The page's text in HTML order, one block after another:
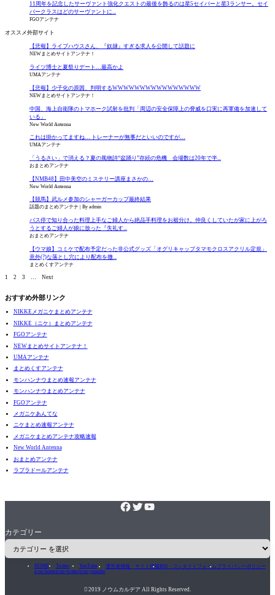
11周年を記念したサーヴァント強化クエストの最後を飾るのは星5セイバーと星3ランサー。セイ
バークラスはどのサーヴァントに...
FGOアンテナ
オススメ外部サイト
【悲報】ライブハウスさん、『奴隷』すぎる求人を公開して話題に
NEWまとめサイトアンテナ！
ライツ博士と夏祭りデート…最高かよ
UMAアンテナ
【悲報】少子化の原因、判明するWWWWWWWWWWWWWWWW
NEWまとめサイトアンテナ！
中国、海上自衛隊のトマホーク試射を批判「周辺の安全保障上の脅威を口実に再軍備を加速して
いる」
New World Antenna
これは掛かってますね… トレーナーが無事だといいのですが…
UMAアンテナ
「うるさい」で消える？夏の風物詩“盆踊り”存続の危機 会場数は20年で半...
おまとめアンテナ
【NMB48】田中美空のミステリー講座まさかの…
New World Antenna
【競馬】武ルメ参加のシャーガーカップ最終結果
話題のまとめアンテナ By admin
バス停で知り合った料理上手なご婦人から絶品手料理をお裾分け。仲良くしていたが家に上がろ
うとするご婦人が娘に放った『失礼す...
おまとめアンテナ
【ウマ娘】コミケで配布予定だった非公式グッズ「オグリキャップタマモクロスアクリル定規」
意外(?)な落とし穴により配布を撤...
まとめくすアンテナ
1 2 3 … Next
おすすめ外部リンク
NIKKEメガニケまとめアンテナ
NIKKE（ニケ）まとめアンテナ
FGOアンテナ
NEWまとめサイトアンテナ！
UMAアンテナ
まとめくすアンテナ
モンハンナウまとめ速報アンテナ
モンハンナウまとめアンテナ
FGOアンテナ
メガニケあんてな
ニケまとめ速報アンテナ
メガニケまとめアンテナ攻略速報
New World Antenna
おまとめアンテナ
ラブラドールアンテナ
カテゴリー
HOME
icon-home
Twitter
icon-twitter
YouTube
icon-youtube
運営者情報・サイト情報RSS・コンタクトフォームプライバシーポリシー
 2019 ノウムカルデア All Rights Reserved.